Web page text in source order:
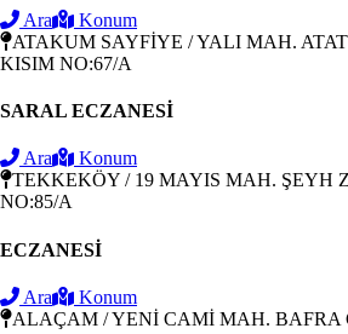
Ara
Konum
ATAKUM SAYFİYE / YALI MAH.
KISIM NO:67/A
SARAL ECZANESİ
Ara
Konum
TEKKEKÖY / 19 MAYIS MAH. ŞEYH
NO:85/A
ECZANESİ
Ara
Konum
ALAÇAM / YENİ CAMİ MAH. BAFRA